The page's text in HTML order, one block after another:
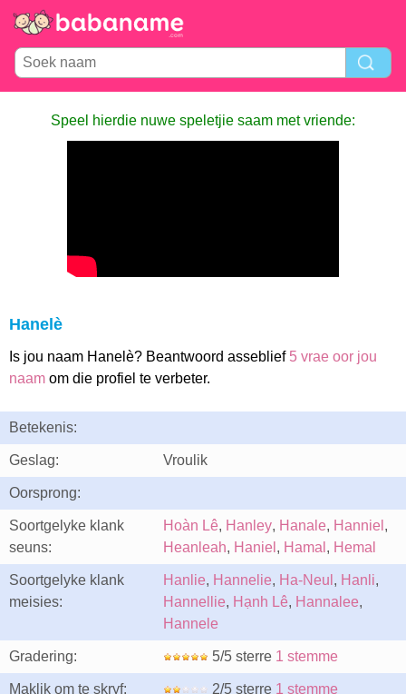
Speel hierdie nuwe speletjie saam met vriende:
Hanelè
Is jou naam Hanelè? Beantwoord asseblief 5 vrae oor jou
naam om die profiel te verbeter.
Betekenis:
Geslag: Vroulik
Oorsprong:
Soortgelyke klank
seuns:
Hoàn Lê, Hanley, Hanale, Hanniel ,
Heanleah, Haniel , Hamal , Hemal
Soortgelyke klank
meisies:
Hanlie, Hannelie, Ha-Neul , Hanli,
Hannellie, Hạnh Lê, Hannalee,
Hannele
Gradering: 5/5 sterre 1 stemme
Maklik om te skryf: 2/5 sterre 1 stemme